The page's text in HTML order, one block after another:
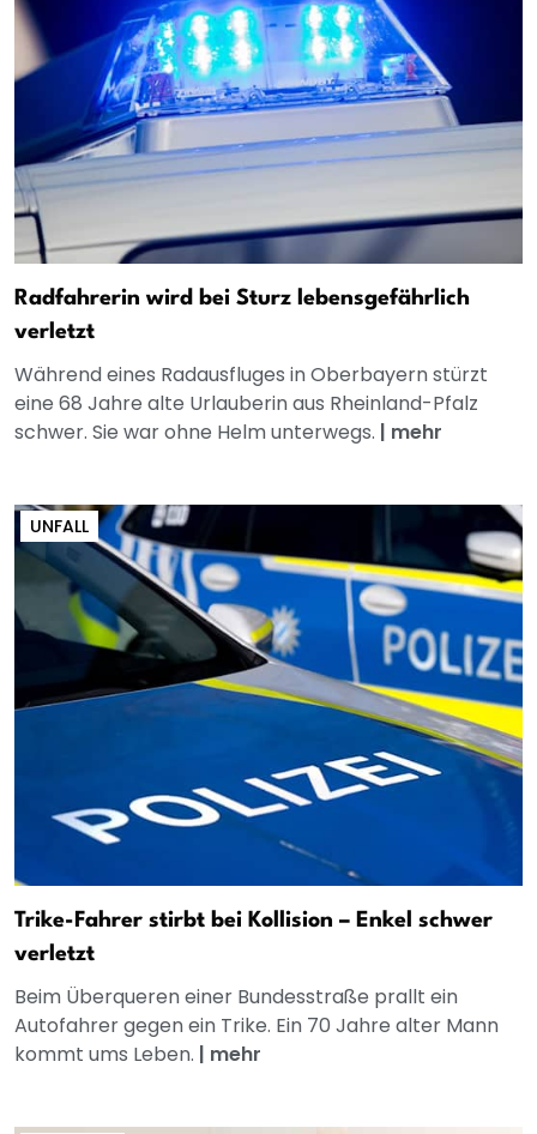
Radfahrerin wird bei Sturz lebensgefährlich
verletzt
Während eines Radausfluges in Oberbayern stürzt
eine 68 Jahre alte Urlauberin aus Rheinland-Pfalz
schwer. Sie war ohne Helm unterwegs. | mehr
UNFALL
Trike-Fahrer stirbt bei Kollision – Enkel schwer
verletzt
Beim Überqueren einer Bundesstraße prallt ein
Autofahrer gegen ein Trike. Ein 70 Jahre alter Mann
kommt ums Leben. | mehr